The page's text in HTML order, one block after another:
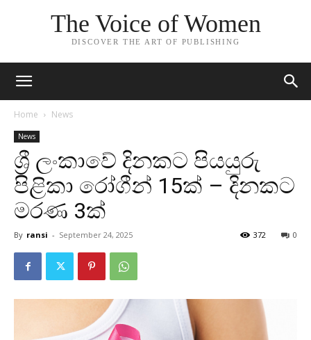
The Voice of Women
DISCOVER THE ART OF PUBLISHING
Home News
News
ශ්‍රී ලංකාවේ දිනකට පියයුරු
පිළිකා රෝගීන් 15ක් – දිනකට
මරණ 3ක්
By ransi - September 24, 2025 0
372